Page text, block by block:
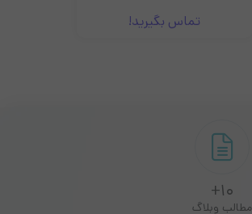
تماس بگیرید!
10+
مطالب وبلاگ